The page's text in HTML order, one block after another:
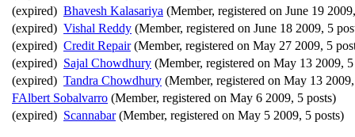
(expired) Bhavesh Kalasariya (Member, registered on June 19
(expired) Vishal Reddy (Member, registered on June 18 2009, 5
(expired) Credit Repair (Member, registered on May 27 2009, 5
(expired) Sajal Chowdhury (Member, registered on May 13 2009, 5
(expired) Tandra Chowdhury (Member, registered on May 13
FAlbert Sobalvarro (Member, registered on May 6 2009, 5 posts)
(expired) Scannabar (Member, registered on May 5 2009, 5 posts)